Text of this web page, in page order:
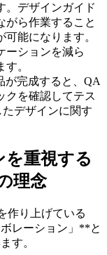
。デザインガイド
がら作業すること
能になります。
ーションを減ら
。
が完成すると、QA
クを確認してテス
たデザインに関す
重視する
理念
作り上げている
レーション」**と
す。